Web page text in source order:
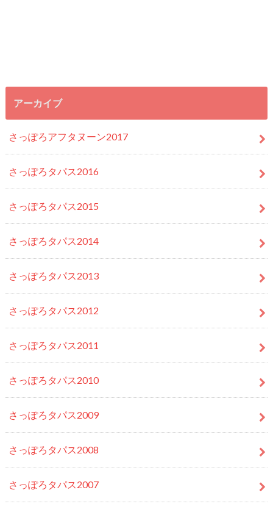
アーカイブ
さっぽろアフタヌーン2017
さっぽろタパス2016
さっぽろタパス2015
さっぽろタパス2014
さっぽろタパス2013
さっぽろタパス2012
さっぽろタパス2011
さっぽろタパス2010
さっぽろタパス2009
さっぽろタパス2008
さっぽろタパス2007